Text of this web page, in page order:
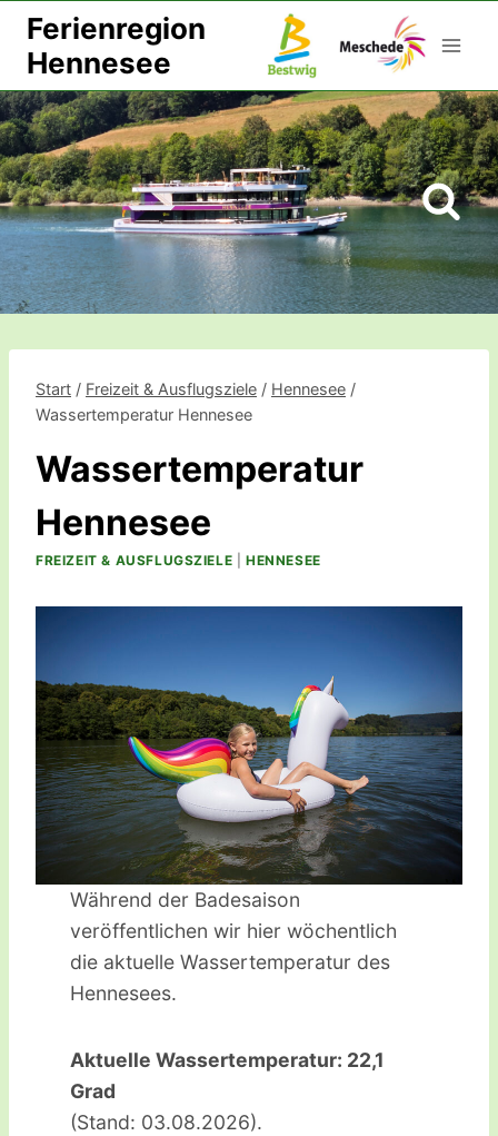
Zum
Inhalt
springen
Ferienregion
Hennesee
Start / Freizeit & Ausflugsziele / Hennesee /
Wassertemperatur Hennesee
Wassertemperatur
Hennesee
FREIZEIT & AUSFLUGSZIELE |HENNESEE
Während der Badesaison
veröffentlichen wir hier wöchentlich
die aktuelle Wassertemperatur des
Hennesees.
Aktuelle Wassertemperatur: 22,1
Grad
(Stand: 03.08.2026).